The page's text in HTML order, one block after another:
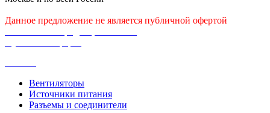
Данное предложение не является публичной офертой
Вентиляторы
Источники питания
Разъемы и соединители